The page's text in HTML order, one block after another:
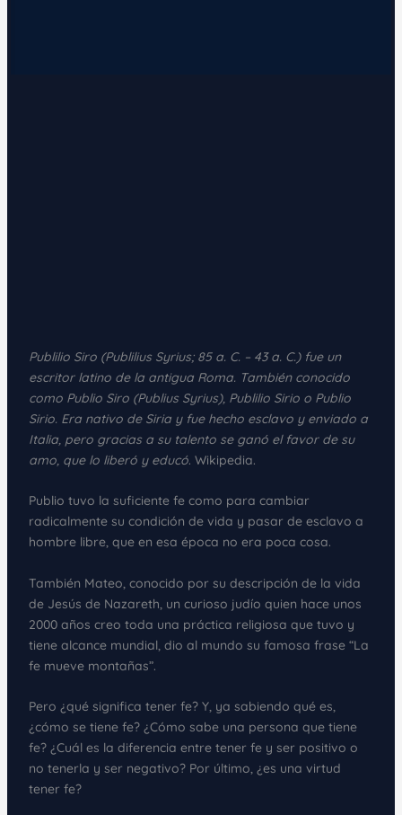
Publilio Siro (Publilius Syrius; 85 a. C. – 43 a. C.) fue un
escritor latino de la antigua Roma. También conocido
como Publio Siro (Publius Syrius), Publilio Sirio o Publio
Sirio. Era nativo de Siria y fue hecho esclavo y enviado a
Italia, pero gracias a su talento se ganó el favor de su
amo, que lo liberó y educó. Wikipedia.
Publio tuvo la suficiente fe como para cambiar
radicalmente su condición de vida y pasar de esclavo a
hombre libre, que en esa época no era poca cosa.
También Mateo, conocido por su descripción de la vida
de Jesús de Nazareth, un curioso judío quien hace unos
2000 años creo toda una práctica religiosa que tuvo y
tiene alcance mundial, dio al mundo su famosa frase “La
fe mueve montañas”.
Pero ¿qué significa tener fe? Y, ya sabiendo qué es,
¿cómo se tiene fe? ¿Cómo sabe una persona que tiene
fe? ¿Cuál es la diferencia entre tener fe y ser positivo o
no tenerla y ser negativo? Por último, ¿es una virtud
tener fe?